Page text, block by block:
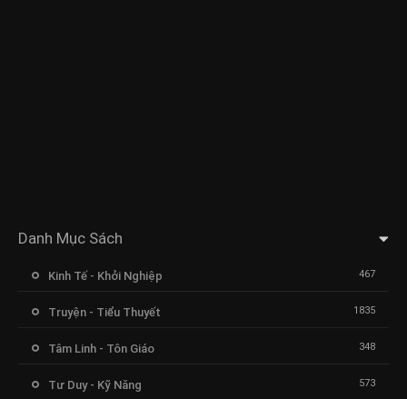
Danh Mục Sách
Kinh Tế - Khởi Nghiệp 467
Truyện - Tiểu Thuyết 1835
Tâm Linh - Tôn Giáo 348
Tư Duy - Kỹ Năng 573